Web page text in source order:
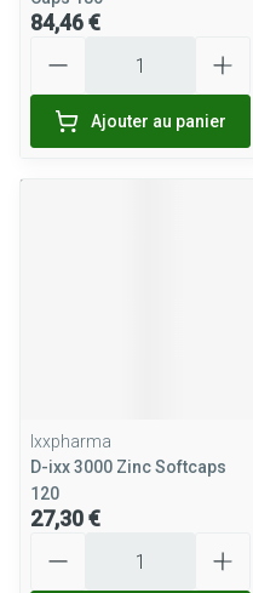
84,46 €
Ajouter au panier
Ixxpharma
D-ixx 3000 Zinc Softcaps
120
27,30 €